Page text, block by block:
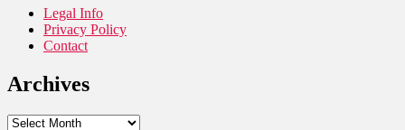
Legal Info
Privacy Policy
Contact
Archives
Archives